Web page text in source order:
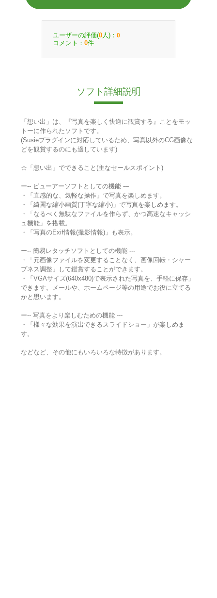
ユーザーの評価(0 人)： 0
コメント： 0件
ソフト詳細説明
「想い出」は、『写真を楽しく快適に観賞する』ことをモッ
トーに作られたソフトです。
(Susieプラグインに対応しているため、写真以外のCG画像な
どを観賞するのにも適しています)
☆「想い出」でできること(主なセールスポイント)
ー-- ビューアーソフトとしての機能 ---
・「直感的な、気軽な操作」で写真を楽しめます。
・「綺麗な縮小画質(丁寧な縮小)」で写真を楽しめます。
・「なるべく無駄なファイルを作らず、かつ高速なキャッシ
ュ機能」を搭載。
・「写真のExif情報(撮影情報)」も表示。
ー-- 簡易レタッチソフトとしての機能 ---
・「元画像ファイルを変更することなく、画像回転・シャー
プネス調整」して鑑賞することができます。
・「VGAサイズ(640x480)で表示された写真を、手軽に保存」
できます。メールや、ホームページ等の用途でお役に立てる
かと思います。
ー-- 写真をより楽しむための機能 ---
・「様々な効果を演出できるスライドショー」が楽しめま
す。
などなど、その他にもいろいろな特徴があります。